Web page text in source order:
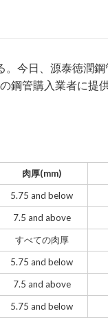
。今日、源泰徳潤
鋼管購入業者に提
肉厚(mm)
5.75 and below
7.5 and above
すべての肉厚
5.75 and below
7.5 and above
5.75 and below